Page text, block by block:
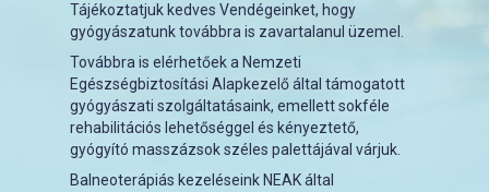
Tájékoztatjuk kedves Vendégeinket, hogy
gyógyászatunk továbbra is zavartalanul üzemel.
Továbbra is elérhetőek a Nemzeti
Egészségbiztosítási Alapkezelő által támogatott
gyógyászati szolgáltatásaink, emellett sokféle
rehabilitációs lehetőséggel és kényeztető,
gyógyító masszázsok széles palettájával várjuk.
Balneoterápiás kezeléseink NEAK által